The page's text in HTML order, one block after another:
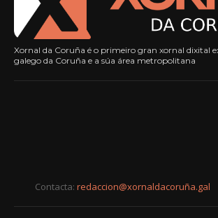
Xornal da Coruña é o primeiro gran xornal dixital
galego da Coruña e a súa área metropolitana
Contacta: redaccion@xornaldacoruña.gal